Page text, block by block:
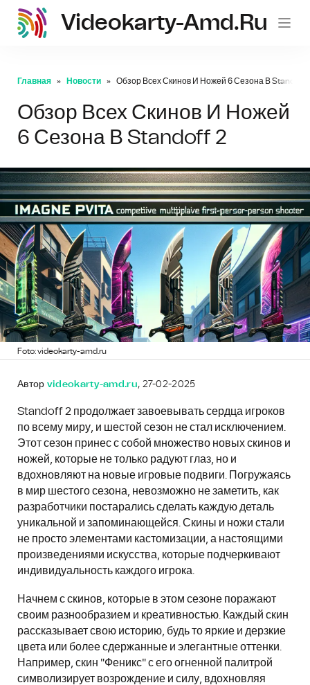
Videokarty-Amd.ru
Главная Новости Обзор Всех Скинов И Ножей 6 Сезона В Standoff
Обзор Всех Скинов И Ножей
6 Сезона В Standoff 2
Foto: videokarty-amd.ru
Автор videokarty-amd.ru, 27-02-2025
Standoff 2 продолжает завоевывать сердца игроков
по всему миру, и шестой сезон не стал исключением.
Этот сезон принес с собой множество новых скинов и
ножей, которые не только радуют глаз, но и
вдохновляют на новые игровые подвиги. Погружаясь
в мир шестого сезона, невозможно не заметить, как
разработчики постарались сделать каждую деталь
уникальной и запоминающейся. Скины и ножи стали
не просто элементами кастомизации, а настоящими
произведениями искусства, которые подчеркивают
индивидуальность каждого игрока.
Начнем с скинов, которые в этом сезоне поражают
своим разнообразием и креативностью. Каждый скин
рассказывает свою историю, будь то яркие и дерзкие
цвета или более сдержанные и элегантные оттенки.
Например, скин "Феникс" с его огненной палитрой
символизирует возрождение и силу, вдохновляя